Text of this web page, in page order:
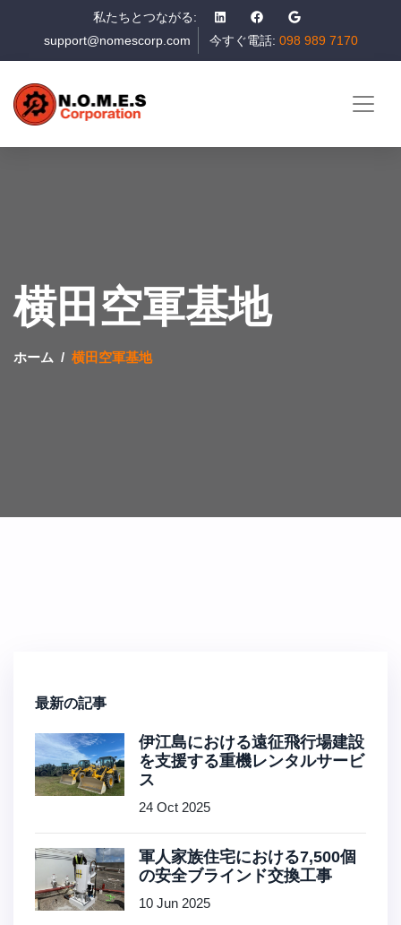
私たちとつながる:
support@nomescorp.com
今すぐ電話: 098 989 7170
横田空軍基地
ホーム 横田空軍基地
最新の記事
伊江島における遠征飛行場建設
を支援する重機レンタルサービ
ス
24 Oct 2025
軍人家族住宅における7,500個
の安全ブラインド交換工事
10 Jun 2025